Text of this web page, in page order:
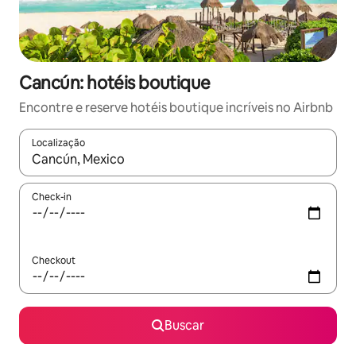
Cancún: hotéis boutique
Encontre e reserve hotéis boutique incríveis no Airbnb
Localização
Quando os resultados estiverem disponíveis, explore-os
Check-in
Checkout
Buscar